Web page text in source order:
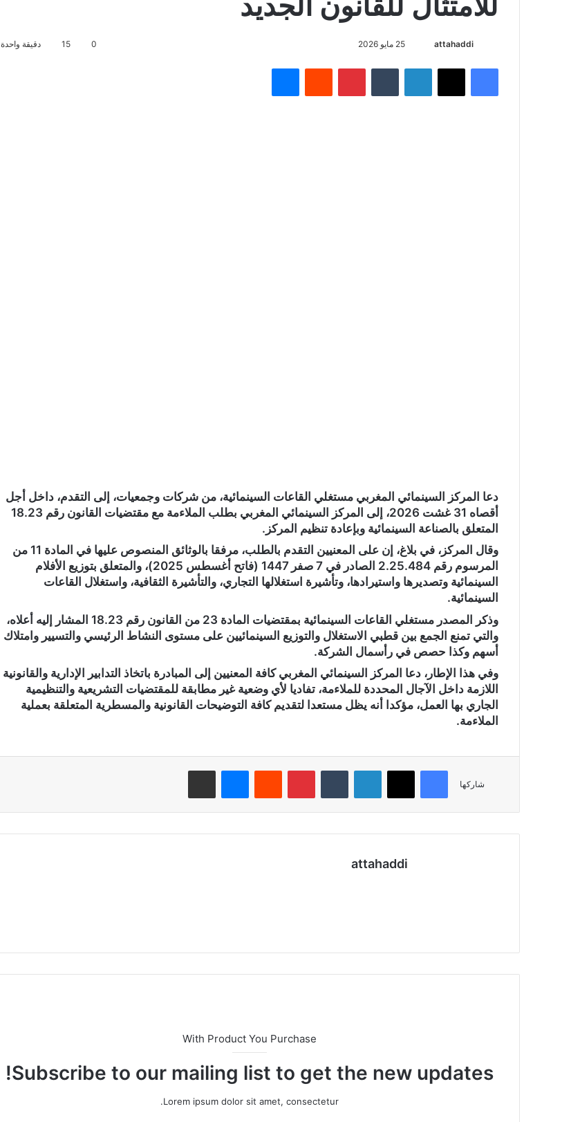
attahaddi
ل
25 مايو 2026 0
15 دقيقة واحدة
فيسبوك لينكدإن بينتيريست
دعا المركز السينمائي المغربي مستغلي القاعات السينمائية، من شركات وجمعيات، إلى التقدم، داخل أجل
أقصاه 31 غشت 2026، إلى المركز السينمائي المغربي بطلب الملاءمة مع مقتضيات القانون رقم 18.23
المتعلق بالصناعة السينمائية وبإعادة تنظيم المركز.
وقال المركز، في بلاغ، إن على المعنيين التقدم بالطلب، مرفقا بالوثائق المنصوص عليها في المادة 11 من
المرسوم رقم 2.25.484 الصادر في 7 صفر 1447 (فاتح أغسطس 2025)، والمتعلق بتوزيع الأفلام
السينمائية وتصديرها واستيرادها، وتأشيرة استغلالها التجاري، والتأشيرة الثقافية، واستغلال القاعات
السينمائية.
وذكر المصدر مستغلي القاعات السينمائية بمقتضيات المادة 23 من القانون رقم 18.23 المشار إليه أعلاه،
والتي تمنع الجمع بين قطبي الاستغلال والتوزيع السينمائيين على مستوى النشاط الرئيسي والتسيير وامتلاك
أسهم وكذا حصص في رأسمال الشركة.
وفي هذا الإطار، دعا المركز السينمائي المغربي كافة المعنيين إلى المبادرة باتخاذ التدابير الإدارية والقانونية
اللازمة داخل الآجال المحددة للملاءمة، تفاديا لأي وضعية غير مطابقة للمقتضيات التشريعية والتنظيمية
الجاري بها العمل، مؤكدا أنه يظل مستعدا لتقديم كافة التوضيحات القانونية والمسطرية المتعلقة بعملية
الملاءمة.
شاركها
فيسبوك لينكدإن بينتيريست
attahaddi
With Product You Purchase
Subscribe to our mailing list to get the new updates!
Lorem ipsum dolor sit amet, consectetur.